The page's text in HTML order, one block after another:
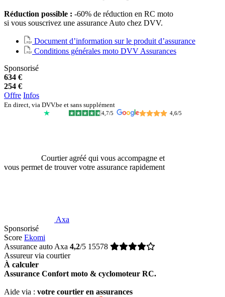
Réduction possible : -60% de réduction en RC moto
si vous souscrivez une assurance Auto chez DVV.
Document d’information sur le produit d’assurance
Conditions générales moto DVV Assurances
Sponsorisé
634 €
254 €
Offre Infos
En direct, via DVV.be et sans supplément
4,7/5 4,6/5
Courtier agréé qui vous accompagne et
vous permet de trouver votre assurance rapidement
Axa
Sponsorisé
Score Ekomi
Assurance auto Axa 4,2/5 15578
Assureur via courtier
À calculer
Assurance Confort moto & cyclomoteur RC.
Aide via : votre courtier en assurances